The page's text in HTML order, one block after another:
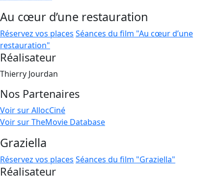
Au cœur d’une restauration
Réservez vos places Séances du film "Au cœur d’une
restauration"
Réalisateur
Thierry Jourdan
Nos Partenaires
Voir sur AllocCiné
Voir sur TheMovie Database
Graziella
Réservez vos places Séances du film "Graziella"
Réalisateur